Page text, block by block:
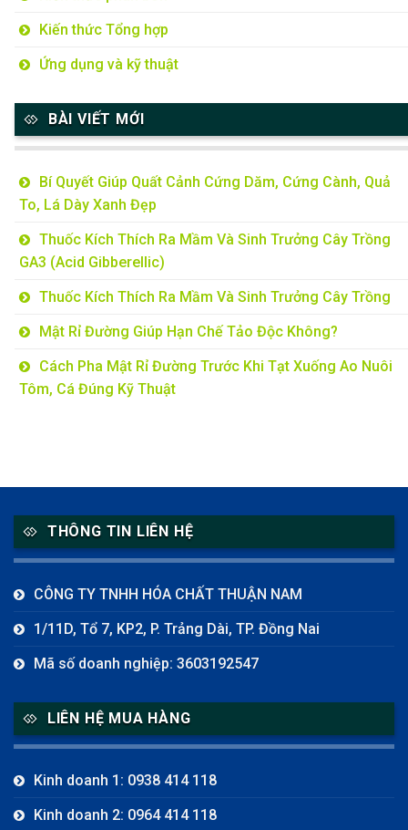
Kiến thức Tổng hợp
Ứng dụng và kỹ thuật
BÀI VIẾT MỚI
Bí Quyết Giúp Quất Cảnh Cứng Dăm, Cứng Cành, Quả
To, Lá Dày Xanh Đẹp
Thuốc Kích Thích Ra Mầm Và Sinh Trưởng Cây Trồng
GA3 (Acid Gibberellic)
Thuốc Kích Thích Ra Mầm Và Sinh Trưởng Cây Trồng
Mật Rỉ Đường Giúp Hạn Chế Tảo Độc Không?
Cách Pha Mật Rỉ Đường Trước Khi Tạt Xuống Ao Nuôi
Tôm, Cá Đúng Kỹ Thuật
THÔNG TIN LIÊN HỆ
CÔNG TY TNHH HÓA CHẤT THUẬN NAM
1/11D, Tổ 7, KP2, P. Trảng Dài, TP. Đồng Nai
Mã số doanh nghiệp: 3603192547
LIÊN HỆ MUA HÀNG
Kinh doanh 1: 0938 414 118
Kinh doanh 2: 0964 414 118